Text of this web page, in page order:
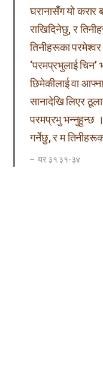
घरानासँग यो करार
राखिदिनेछु, र
तिनीहरूका
‘परमप्रभुलाई
छिमेकीलाई वा
सानादेखि लिएर
परमप्रभु भन्नुहुन्छ
गर्नेछु, र म
यर ३१:३१-३४